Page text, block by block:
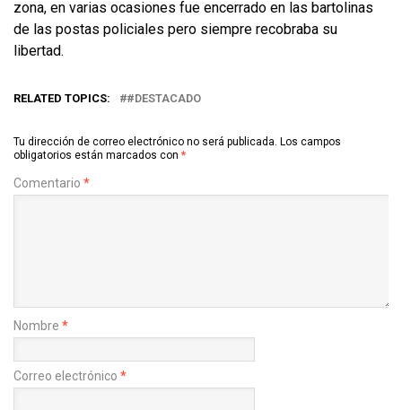
zona, en varias ocasiones fue encerrado en las bartolinas
de las postas policiales pero siempre recobraba su
libertad.
RELATED TOPICS: #DESTACADO
Tu dirección de correo electrónico no será publicada. Los campos
obligatorios están marcados con *
Comentario *
Nombre *
Correo electrónico *